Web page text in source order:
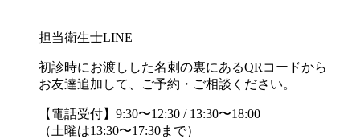
担当衛生士LINE
初診時にお渡しした名刺の裏にあるQRコードから
お友達追加して、ご予約・ご相談ください。
【電話受付】9:30〜12:30 / 13:30〜18:00
（土曜は13:30〜17:30まで）